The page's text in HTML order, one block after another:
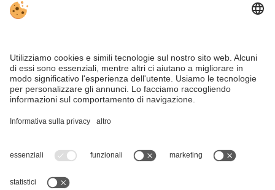
VIVODolomiti è il portale di viaggio per una vacanza in
montagna indimenticabile – con alloggi e offerte nelle
Dolomiti, Patrimonio Naturale dell’Umanità UNESCO.
Nonostante il lavoro accurato e il costante aggiornamento dei contenuti, si
possono verificare errori. Non garantiamo la correttezza e la completezza di
tutte le informazioni.